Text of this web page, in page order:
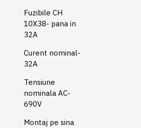
Fuzibile CH
10X38- pana in
32A
Curent nominal-
32A
Tensiune
nominala AC-
690V
Montaj pe sina